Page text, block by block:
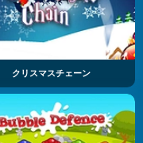
クリスマスチェーン